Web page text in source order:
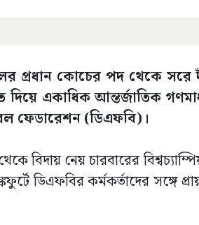
প্রধান কোচের পদ থেকে সরে
দিয়ে একাধিক আন্তর্জাতিক
ফেডারেশন (ডিএফবি)।
বিদায় নেয় চারবারের
ডিএফবির কর্মকর্তাদের সঙ্গে